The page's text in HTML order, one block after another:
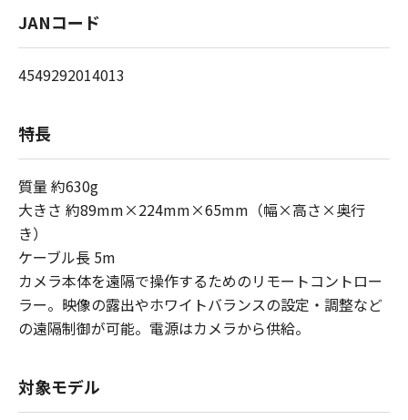
JANコード
4549292014013
特長
質量 約630g
大きさ 約89mm×224mm×65mm（幅×高さ×奥行
き）
ケーブル長 5m
カメラ本体を遠隔で操作するためのリモートコントロー
ラー。映像の露出やホワイトバランスの設定・調整など
の遠隔制御が可能。電源はカメラから供給。
対象モデル